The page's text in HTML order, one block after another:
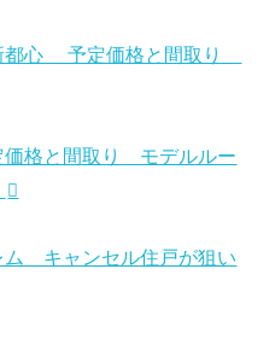
都心 予定価格と間取り
格と間取り モデルルー
ム キャンセル住戸が狙い